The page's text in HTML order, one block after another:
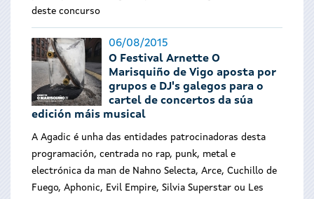
deste concurso
06/08/2015
O Festival Arnette O
Marisquiño de Vigo aposta por
grupos e DJ's galegos para o
cartel de concertos da súa
edición máis musical
A Agadic é unha das entidades patrocinadoras desta
programación, centrada no rap, punk, metal e
electrónica da man de Nahno Selecta, Arce, Cuchillo de
Fuego, Aphonic, Evil Empire, Silvia Superstar ou Les